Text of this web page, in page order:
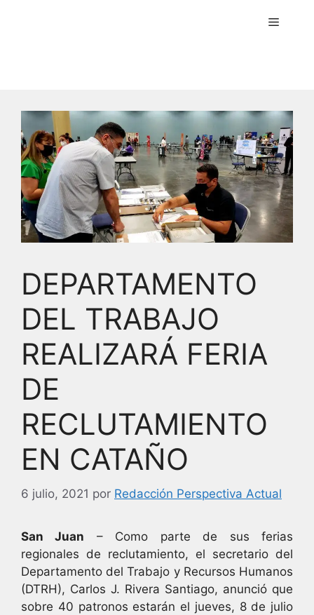
Menú
DEPARTAMENTO
DEL TRABAJO
REALIZARÁ FERIA
DE
RECLUTAMIENTO
EN CATAÑO
6 julio, 2021 por Redacción Perspectiva Actual
San Juan – Como parte de sus ferias
regionales de reclutamiento, el secretario del
Departamento del Trabajo y Recursos Humanos
(DTRH), Carlos J. Rivera Santiago, anunció que
sobre 40 patronos estarán el jueves, 8 de julio